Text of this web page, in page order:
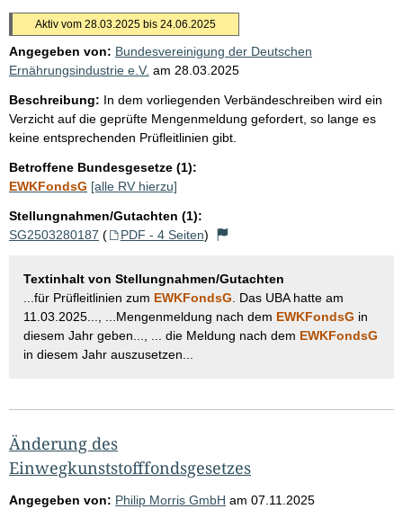
Aktiv vom 28.03.2025 bis 24.06.2025
Angegeben von: Bundesvereinigung der Deutschen
Ernährungsindustrie e.V. am 28.03.2025
Beschreibung: In dem vorliegenden Verbändeschreiben wird ein
Verzicht auf die geprüfte Mengenmeldung gefordert, so lange es
keine entsprechenden Prüfleitlinien gibt.
Betroffene Bundesgesetze (1):
EWKFondsG [alle RV hierzu]
Stellungnahmen/Gutachten (1):
SG2503280187 ( PDF - 4 Seiten)
Textinhalt von Stellungnahmen/Gutachten
...für Prüfleitlinien zum EWKFondsG . Das UBA hatte am
11.03.2025..., ...Mengenmeldung nach dem EWKFondsG in
diesem Jahr geben..., ... die Meldung nach dem EWKFondsG
in diesem Jahr auszusetzen...
Änderung des
Einwegkunststofffondsgesetzes
Angegeben von: Philip Morris GmbH am 07.11.2025